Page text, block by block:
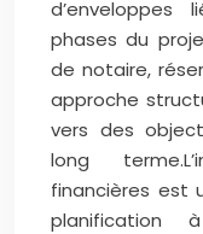
d’enveloppes
phases du
de notaire,
approche
vers des
long terme.
financières est
planification